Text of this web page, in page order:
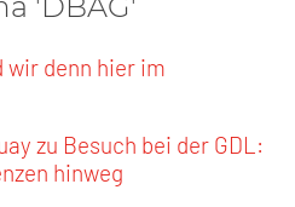
wir denn hier im
zu Besuch bei der GDL:
hinweg